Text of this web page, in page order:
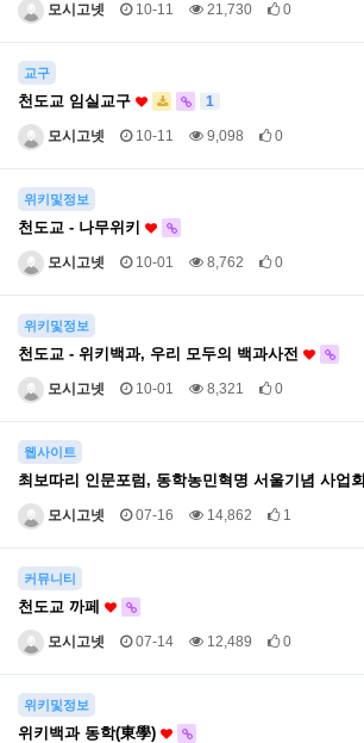
모시고넷 10-11 21,730 0
교구
천도교 임실교구 1
모시고넷 10-11 9,098 0
위키및정보
천도교 - 나무위키
모시고넷 10-01 8,762 0
위키및정보
천도교 - 위키백과, 우리 모두의 백과사전
모시고넷 10-01 8,321 0
웹사이트
최보따리 인문포럼, 동학농민혁명 서울기념 사업회
모시고넷 07-16 14,862 1
커뮤니티
천도교 까페
모시고넷 07-14 12,489 0
위키및정보
위키백과 동학(東學)